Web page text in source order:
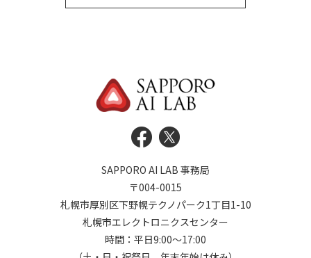
SAPPORO AI LAB 事務局
〒004-0015
札幌市厚別区下野幌テクノパーク1丁目1-10
札幌市エレクトロニクスセンター
時間：平日9:00～17:00